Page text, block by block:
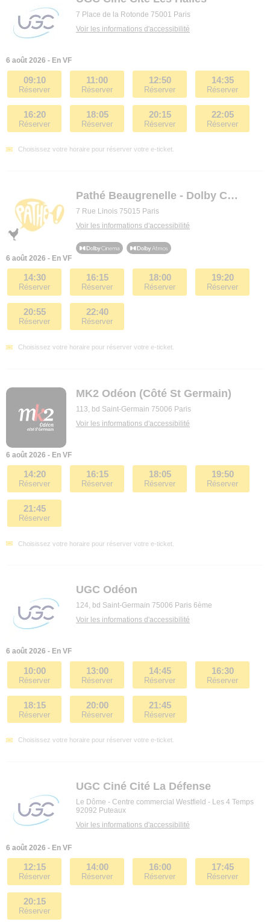
7 Place de la Rotonde 75001 Paris
Voir les informations d'accessibilité
6 août 2026 - En VF
09:10
Réserver
11:00
Réserver
12:50
Réserver
14:35
Réserver
16:20
Réserver
18:05
Réserver
20:15
Réserver
22:05
Réserver
Choisissez votre horaire pour réserver votre e-ticket.
Pathé Beaugrenelle - Dolby Cinema
7 Rue Linois 75015 Paris
Voir les informations d'accessibilité
6 août 2026 - En VF
14:30
Réserver
16:15
Réserver
18:00
Réserver
19:20
Réserver
20:55
Réserver
22:40
Réserver
Choisissez votre horaire pour réserver votre e-ticket.
MK2 Odéon (Côté St Germain)
113, bd Saint-Germain 75006 Paris
Voir les informations d'accessibilité
6 août 2026 - En VF
14:20
Réserver
16:15
Réserver
18:05
Réserver
19:50
Réserver
21:45
Réserver
Choisissez votre horaire pour réserver votre e-ticket.
UGC Odéon
124, bd Saint-Germain 75006 Paris 6ème
Voir les informations d'accessibilité
6 août 2026 - En VF
10:00
Réserver
13:00
Réserver
14:45
Réserver
16:30
Réserver
18:15
Réserver
20:00
Réserver
21:45
Réserver
Choisissez votre horaire pour réserver votre e-ticket.
UGC Ciné Cité La Défense
Le Dôme - Centre commercial Westfield - Les 4 Temps
92092 Puteaux
Voir les informations d'accessibilité
6 août 2026 - En VF
12:15
Réserver
14:00
Réserver
16:00
Réserver
17:45
Réserver
20:15
Réserver